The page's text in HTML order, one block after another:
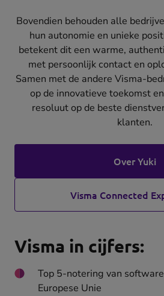
Bovendien behouden alle
hun autonomie en unieke
betekent dit een warme,
met persoonlijk contact en
Samen met de andere Visma-
op de innovatieve toekomst
resoluut op de beste
klanten.
Over Yuki
Visma Connected
(opens
tab)
Visma in cijfers:
Top 5-notering van
Europese Unie